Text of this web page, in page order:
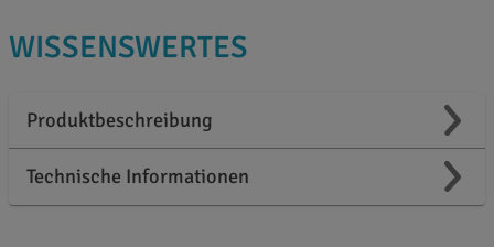
WISSENSWERTES
Produktbeschreibung
Technische Informationen